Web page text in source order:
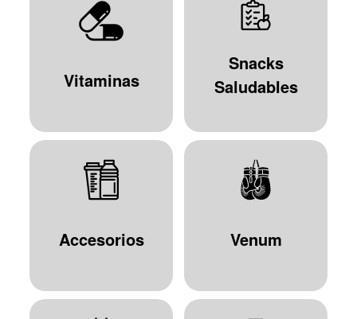
Vitaminas
Snacks
Saludables
Accesorios Venum